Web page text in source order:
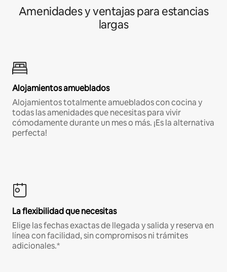
Amenidades y ventajas para estancias
largas
Alojamientos amueblados
Alojamientos totalmente amueblados con cocina y
todas las amenidades que necesitas para vivir
cómodamente durante un mes o más. ¡Es la alternativa
perfecta!
La flexibilidad que necesitas
Elige las fechas exactas de llegada y salida y reserva en
línea con facilidad, sin compromisos ni trámites
adicionales.*